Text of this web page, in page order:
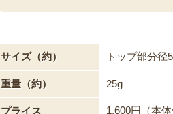
サイズ（約） トップ部分
重量（約） 25g
プライス 1,600円（本体